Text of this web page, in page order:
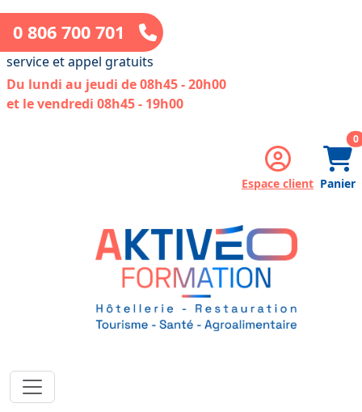
0 806 700 701
service et appel gratuits
Du lundi au jeudi de 08h45 - 20h00
et le vendredi 08h45 - 19h00
Espace client Panier
0